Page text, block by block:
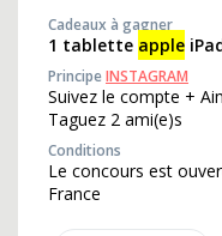
Cadeaux à gagner
1 tablette apple
PrincipeINSTAGRAM
Suivez le compte +
Taguez 2 ami(e)s
Conditions
Le concours est
France